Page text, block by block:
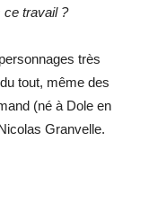
ce travail ?
très
tout, même des
(né à Dole en
Granvelle.